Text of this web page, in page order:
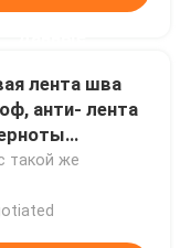
лента шва
анти- лента
такой же